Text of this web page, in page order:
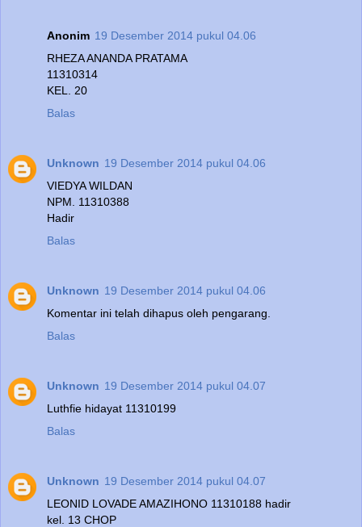
Anonim 19 Desember 2014 pukul 04.06
RHEZA ANANDA PRATAMA
11310314
KEL. 20
Balas
Unknown 19 Desember 2014 pukul 04.06
VIEDYA WILDAN
NPM. 11310388
Hadir
Balas
Unknown 19 Desember 2014 pukul 04.06
Komentar ini telah dihapus oleh pengarang.
Balas
Unknown 19 Desember 2014 pukul 04.07
Luthfie hidayat 11310199
Balas
Unknown 19 Desember 2014 pukul 04.07
LEONID LOVADE AMAZIHONO 11310188 hadir
kel. 13 CHOP